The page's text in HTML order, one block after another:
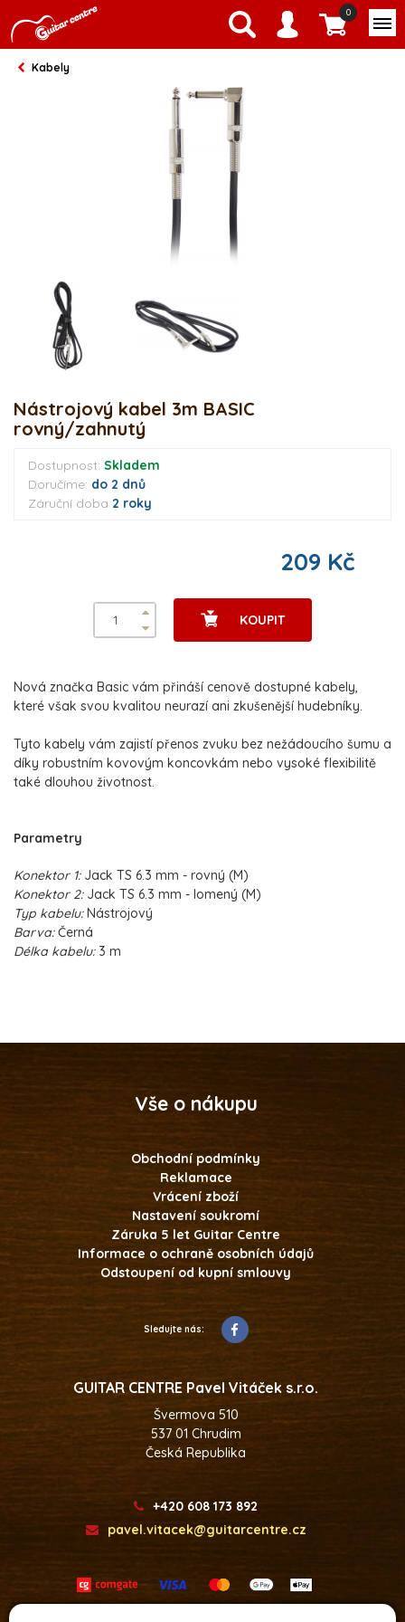
0
Kabely
Nástrojový kabel 3m BASIC
rovný/zahnutý
Dostupnost: Skladem
Doručíme: do 2 dnů
Záruční doba 2 roky
209 Kč
KOUPIT
Nová značka Basic vám přináší cenově dostupné kabely,
které však svou kvalitou neurazí ani zkušenější hudebníky.
Tyto kabely vám zajistí přenos zvuku bez nežádoucího šumu a
díky robustním kovovým koncovkám nebo vysoké flexibilitě
také dlouhou životnost.
Parametry
Konektor 1:Jack TS 6.3 mm - rovný (M)
Konektor 2:Jack TS 6.3 mm - lomený (M)
Typ kabelu:Nástrojový
Barva:Černá
Délka kabelu:3 m
Vše o nákupu
Obchodní podmínky
Reklamace
Vrácení zboží
Nastavení soukromí
Záruka 5 let Guitar Centre
Informace o ochraně osobních údajů
Odstoupení od kupní smlouvy
Sledujte nás:
GUITAR CENTRE Pavel Vitáček s.r.o.
Švermova 510
537 01 Chrudim
Česká Republika
+420 608 173 892
pavel.vitacek@guitarcentre.cz